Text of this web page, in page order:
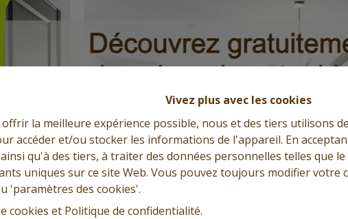
Vivez plus avec les cookies
la meilleure expérience possible, nous et des tiers utilisons
accéder et/ou stocker les informations de l'appareil. En
qu'à des tiers, à traiter des données personnelles telles que
uniques sur ce site Web. Vous pouvez toujours modifier votre
'paramètres des cookies'.
cookies et Politique de confidentialité.